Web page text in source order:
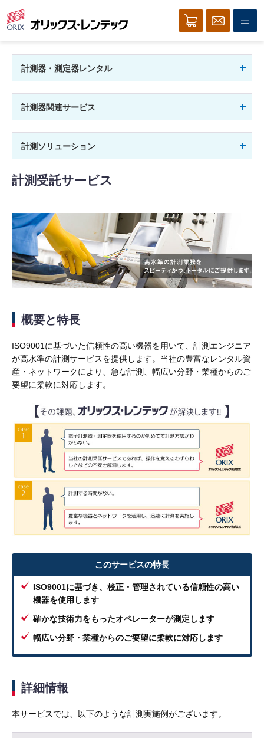
計測器・測定器レンタル
計測器関連サービス
計測ソリューション
計測受託サービス
概要と特長
ISO9001に基づいた信頼性の高い機器を用いて、計測エンジニア
が高水準の計測サービスを提供します。当社の豊富なレンタル資
産・ネットワークにより、急な計測、幅広い分野・業種からのご
要望に柔軟に対応します。
このサービスの特長
ISO9001に基づき、校正・管理されている信頼性の高い
機器を使用します
確かな技術力をもったオペレーターが測定します
幅広い分野・業種からのご要望に柔軟に対応します
詳細情報
本サービスでは、以下のような計測実施例がございます。